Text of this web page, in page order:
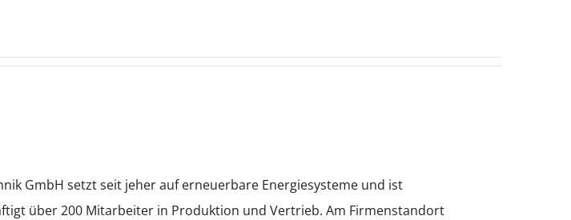
GmbH setzt seit jeher auf erneuerbare Energiesysteme und ist
über 200 Mitarbeiter in Produktion und Vertrieb. Am Firmenstandort